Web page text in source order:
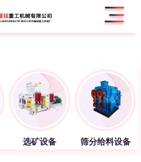
选矿设备 筛分给料设备